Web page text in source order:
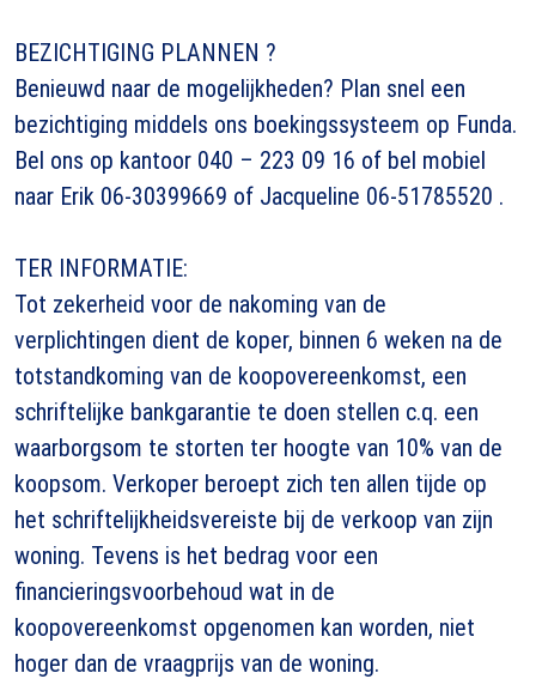
BEZICHTIGING PLANNEN ?
Benieuwd naar de mogelijkheden? Plan snel een
bezichtiging middels ons boekingssysteem op Funda.
Bel ons op kantoor 040 – 223 09 16 of bel mobiel
naar Erik 06-30399669 of Jacqueline 06-51785520 .
TER INFORMATIE:
Tot zekerheid voor de nakoming van de
verplichtingen dient de koper, binnen 6 weken na de
totstandkoming van de koopovereenkomst, een
schriftelijke bankgarantie te doen stellen c.q. een
waarborgsom te storten ter hoogte van 10% van de
koopsom. Verkoper beroept zich ten allen tijde op
het schriftelijkheidsvereiste bij de verkoop van zijn
woning. Tevens is het bedrag voor een
financieringsvoorbehoud wat in de
koopovereenkomst opgenomen kan worden, niet
hoger dan de vraagprijs van de woning.